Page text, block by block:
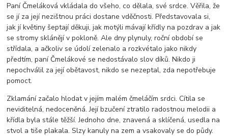
Paní Čmeláková vkládala do všeho, co dělala, své srdce. Věřila, že
se jí za její nezištnou práci dostane vděčnosti. Představovala si,
jak jí květiny šeptají děkuji, jak motýli mávají křídly na pozdrav a jak
se stromy sklánějí v pokloně. Ale dny plynuly, roční období se
střídala, a ačkoliv se údolí zelenalo a rozkvétalo jako nikdy
předtím, paní Čmelákové se nedostávalo slov díků. Nikdo ji
nepochválil za její obětavost, nikdo se nezeptal, zda nepotřebuje
pomoct.
Zklamání začalo hlodat v jejím malém čmeláčím srdci. Cítila se
neviditelná, nedoceněná. Její bzučení ztratilo radostnou melodii a
křídla byla stále těžší. Jednoho dne, znavená a sklíčená, usedla na
stvol a tiše plakala. Slzy kanuly na zem a vsakovaly se do půdy.